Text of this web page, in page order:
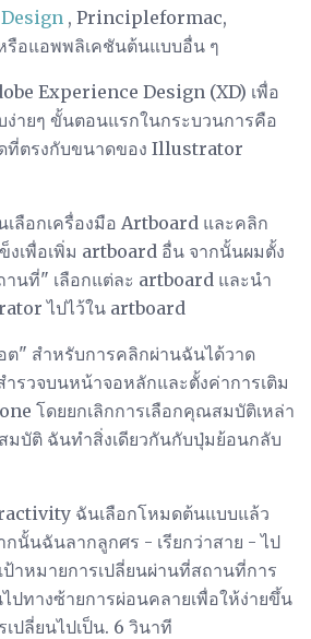
, Principleformac,
รือแอพพลิเคชันต้นแบบอื่น ๆ
Experience Design (XD) เพื่อ
ายๆ ขั้นตอนแรกในกระบวนการคือ
ที่ตรงกับขนาดของ Illustrator
เลือกเครื่องมือ Artboard และคลิก
งเพื่อเพิ่ม artboard อื่น จากนั้นผมตั้ง
นที่" เลือกแต่ละ artboard และนำ
ไปไว้ใน artboard
ต" สำหรับการคลิกผ่านฉันได้วาด
รวจบนหน้าจอหลักและตั้งค่าการเติม
โดยยกเลิกการเลือกคุณสมบัติเหล่า
บัติ ฉันทำสิ่งเดียวกันกับปุ่มย้อนกลับ
ฉันเลือกโหมดต้นแบบแล้ว
นั้นฉันลากลูกศร - เรียกว่าสาย - ไป
าหมายการเปลี่ยนผ่านที่สถานที่การ
ปทางซ้ายการผ่อนคลายเพื่อให้ง่ายขึ้น
เปลี่ยนไปเป็น. 6 วินาที